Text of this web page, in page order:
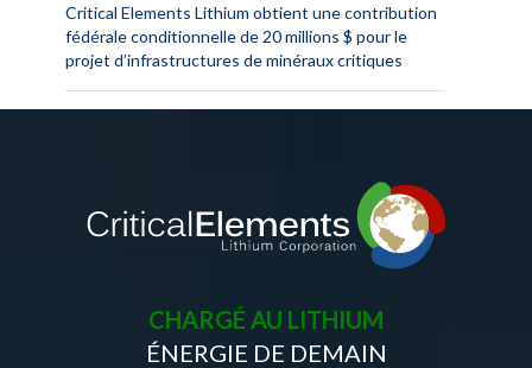
Critical Elements Lithium obtient une contribution
fédérale conditionnelle de 20 millions $ pour le
projet d’infrastructures de minéraux critiques
CHARGÉ AU LITHIUM
ÉNERGIE DE DEMAIN